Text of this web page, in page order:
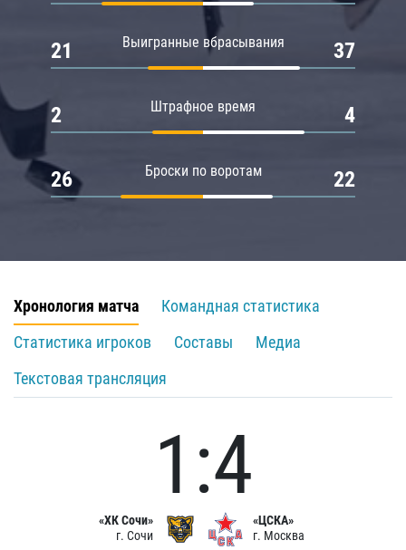
Выигранные вбрасывания
21 37
Штрафное время
2 4
Броски по воротам
26 22
Хронология матча
Командная статистика
Статистика игроков
Составы
Медиа
Текстовая трансляция
«ХК Сочи»
г. Сочи
1:4
«ЦСКА»
г. Москва